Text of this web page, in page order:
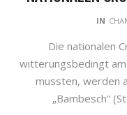
IN
Die nationalen
witterungsbedingt
mussten, werden
„Bambesch“